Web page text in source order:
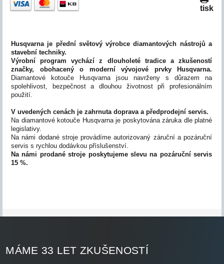
tisk
Husqvarna je přední světový výrobce diamantových nástrojů a
stavební techniky.
Výrobní program vychází z dlouholeté tradice a zkušeností
značky, obohacený o moderní vývojové prvky Husqvarna.
Diamantové kotouče Husqvarna jsou navrženy s důrazem na
spolehlivost, bezpečnost a dlouhou životnost při profesionálním
použití.
V uvedených cenách je zahrnuta doprava a předprodejní servis.
Na diamantové kotouče Husqvarna je poskytována záruka dle platné
legislativy.
Na námi dodané stroje provádíme autorizovaný záruční a pozáruční
servis s rychlou dodávkou příslušenství.
Na námi prodané stroje poskytujeme slevu na pozáruční servis
15 %.
MÁME 33 LET ZKUŠENOSTÍ